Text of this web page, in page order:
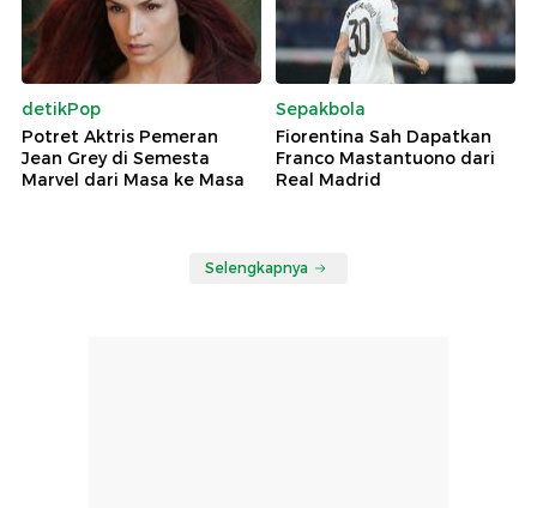
detikPop
Potret Aktris Pemeran
Jean Grey di Semesta
Marvel dari Masa ke Masa
Sepakbola
Fiorentina Sah Dapatkan
Franco Mastantuono dari
Real Madrid
Selengkapnya